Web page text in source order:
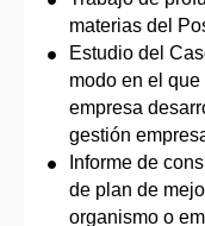
materias del
Estudio del
modo en el
empresa
gestión
Informe de
de plan de
organismo o